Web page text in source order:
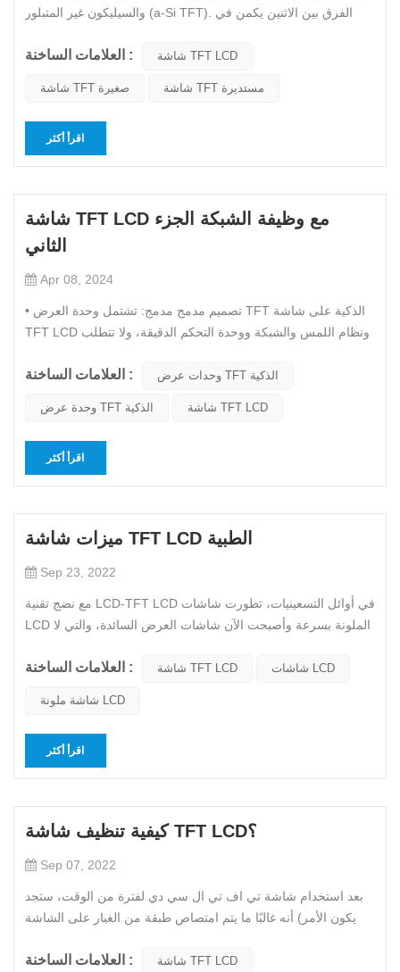
والسيليكون غير المتبلور (a-Si TFT). الفرق بين الاثنين يكمن في
للسيليكون متعدد البلورات بشكل أنيق واتجاهي في الحبوب، وبالتالي
العلامات الساخنة : شاشة TFT LCD
شاشة TFT صغيرة شاشة TFT مستديرة
اقرأ أكثر
شاشة TFT LCD مع وظيفة الشبكة الجزء
الثاني
Apr 08, 2024
• تصميم مدمج مدمج: تشتمل وحدة العرض TFT الذكية على شاشة
TFT LCD ونظام اللمس والشبكة ووحدة التحكم الدقيقة، ولا تتطلب
ويحسن الموثوقية. • عمر خدمة طويل جدًا: تم تصميم وحدة العرض
العلامات الساخنة : وحدات عرض TFT الذكية
وحدة عرض TFT الذكية شاشة TFT LCD
اقرأ أكثر
ميزات شاشة TFT LCD الطبية
Sep 23, 2022
مع نضج تقنية LCD-TFT LCD في أوائل التسعينيات، تطورت شاشات
LCD الملونة بسرعة وأصبحت الآن شاشات العرض السائدة، والتي لا
شاشات الكريستال السائل شاشة ال سي ديs بواسطة روما LCD.1.
المنخ...
العلامات الساخنة : شاشة TFT LCD شاشات LCD
شاشة ملونة LCD
اقرأ أكثر
كيفية تنظيف شاشة TFT LCD؟
Sep 07, 2022
بعد استخدام شاشة تي اف تي ال سي دي لفترة من الوقت، ستجد
أنه غالبًا ما يتم امتصاص طبقة من الغبار على الشاشة (يكون الأمر
تلتصق بقع الماء المختلفة عن طريق الخطأ، مما سيؤثر بالتأكيد بشكل
العلامات الساخنة : شاشة TFT LCD